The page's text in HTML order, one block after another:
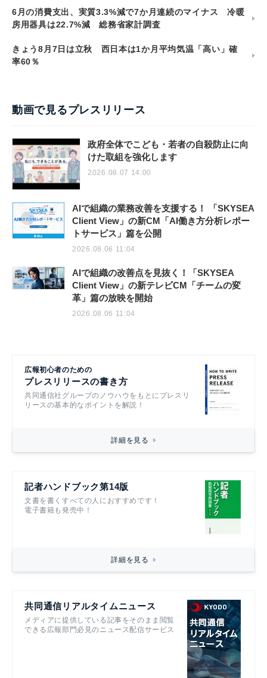
6月の消費支出、実質3.3%減で7か月連続のマイナス 冷暖
房用器具は22.7%減 総務省家計調査
きょう8月7日は立秋 西日本は1か月平均気温「高い」確
率60％
動画で見るプレスリリース
政府全体でこども・若者の自殺防止に向
けた取組を強化します
2026.08.07 14:00
AIで組織の業務改善を支援する！ 「SKYSEA
Client View」の新CM「AI働き方分析レポー
トサービス」篇を公開
2026.08.06 11:04
AIで組織の改善点を見抜く！「SKYSEA
Client View」の新テレビCM「チームの変
革」篇の放映を開始
2026.08.06 11:04
広報初心者のための
プレスリリースの書き方
共同通信社グループのノウハウをもとにプレスリ
リースの基本的なポイントを解説！
詳細を見る
記者ハンドブック第14版
文書を書くすべての人におすすめです！
電子書籍も発売中！
詳細を見る
共同通信リアルタイムニュース
メディアに提供している記事をそのまま閲覧
できる広報部門必見のニュース配信サービス